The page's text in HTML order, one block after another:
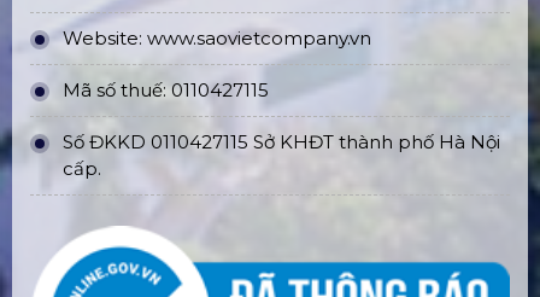
Website: www.saovietcompany.vn
Mã số thuế: 0110427115
Số ĐKKD 0110427115 Sở KHĐT thành phố Hà Nội
cấp.